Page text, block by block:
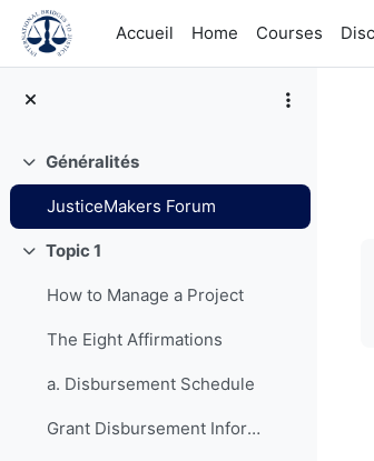
Passer au contenu principal
Accueil
Home Courses
Replier
Généralités
JusticeMakers Forum
Replier
Topic 1
How to Manage a Project
The Eight Affirmations
a. Disbursement Schedule
Grant Disbursement Information